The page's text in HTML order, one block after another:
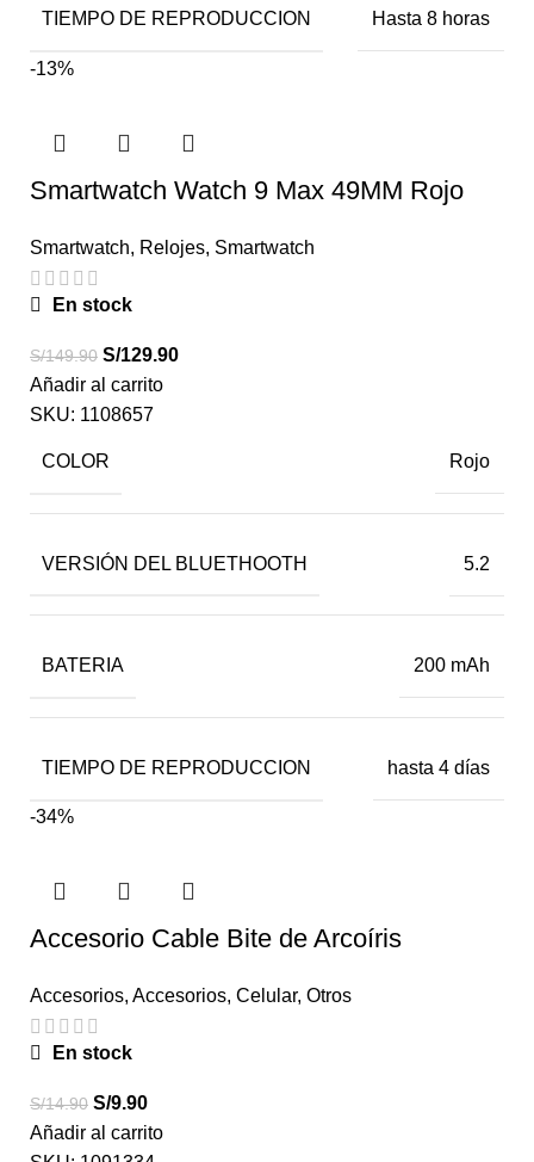
TIEMPO DE REPRODUCCION Hasta 8 horas
-13%
Smartwatch Watch 9 Max 49MM Rojo
Smartwatch, Relojes, Smartwatch
En stock
S/149.90 S/129.90
Añadir al carrito
SKU: 1108657
COLOR Rojo
VERSIÓN DEL BLUETHOOTH 5.2
BATERIA 200 mAh
TIEMPO DE REPRODUCCION hasta 4 días
-34%
Accesorio Cable Bite de Arcoíris
Accesorios, Accesorios, Celular, Otros
En stock
S/14.90 S/9.90
Añadir al carrito